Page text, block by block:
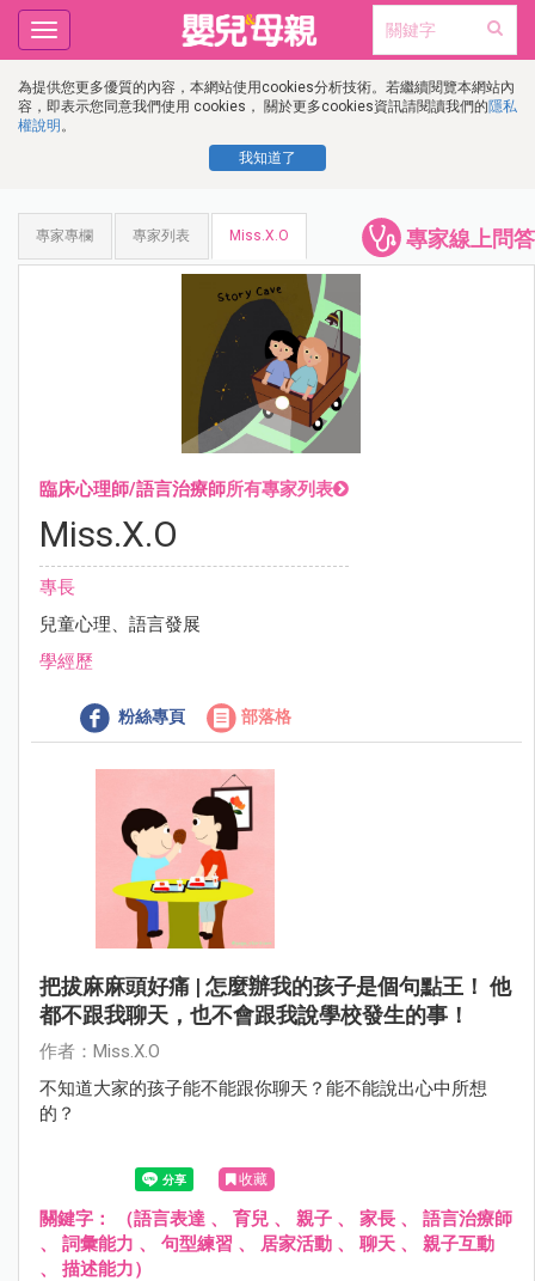
為提供您更多優質的內容，本網站使用cookies分析技術。若繼續閱覽本網站內
容，即表示您同意我們使用 cookies， 關於更多cookies資訊請閱讀我們的隱私
權說明 。
我知道了
Toggle
navigation
專家線上問答
專家專欄 專家列表 Miss.X.O
臨床心理師/語言治療師所有專家列表
Miss.X.O
專長
兒童心理、語言發展
學經歷
粉絲專頁 部落格
把拔麻麻頭好痛 | 怎麼辦我的孩子是個句點王！ 他
都不跟我聊天，也不會跟我說學校發生的事！
作者：Miss.X.O
不知道大家的孩子能不能跟你聊天？能不能說出心中所想
的？
收藏
關鍵字： （語言表達 、 育兒 、 親子 、 家長 、 語言治療師
、 詞彙能力 、 句型練習 、 居家活動 、 聊天 、 親子互動
、 描述能力）